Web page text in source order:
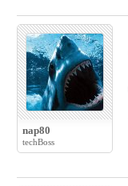
nap80
techBoss